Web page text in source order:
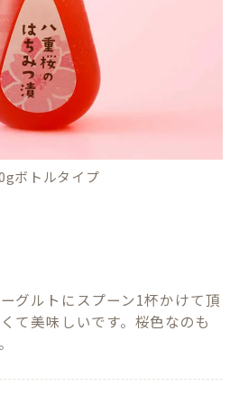
ボトルタイプ
グルトにスプーン1杯かけて頂
て美味しいです。桜色なのも